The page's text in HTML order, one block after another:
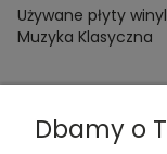
Używane płyty
Muzyka Klasyczna
Dbamy o